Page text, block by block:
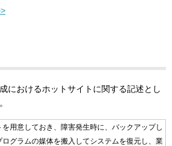
におけるホットサイトに関する記述とし
用意しておき、障害発生時に、バックアップし
グラムの媒体を搬入してシステムを復元し、業